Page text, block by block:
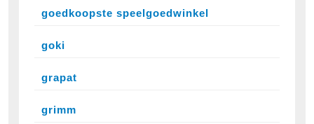
goedkoopste speelgoedwinkel
goki
grapat
grimm